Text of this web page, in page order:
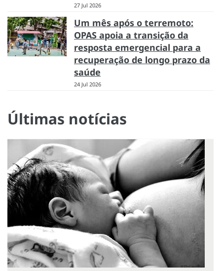
27 Jul 2026
Um mês após o terremoto:
OPAS apoia a transição da
resposta emergencial para a
recuperação de longo prazo da
saúde
24 Jul 2026
Últimas notícias